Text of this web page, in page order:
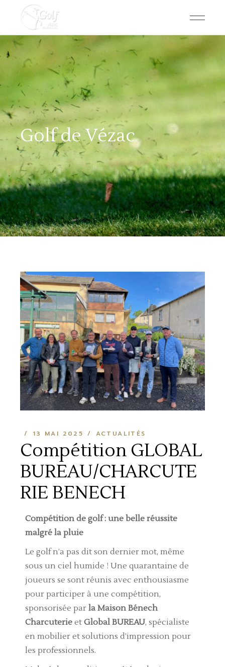
Golf de Vézac
13 MAI 2025 ACTUALITÉS
Compétition GLOBAL
BUREAU/CHARCUTE
RIE BENECH
Compétition de golf : une belle réussite
malgré la pluie
Le golf n’a pas dit son dernier mot, même
sous un ciel humide ! Une quarantaine de
joueurs se sont réunis avec enthousiasme
pour participer à une compétition,
sponsorisée parla Maison Bénech
Charcuterie etGlobal BUREAU, spécialiste
en mobilier et solutions d’impression pour
les professionnels.